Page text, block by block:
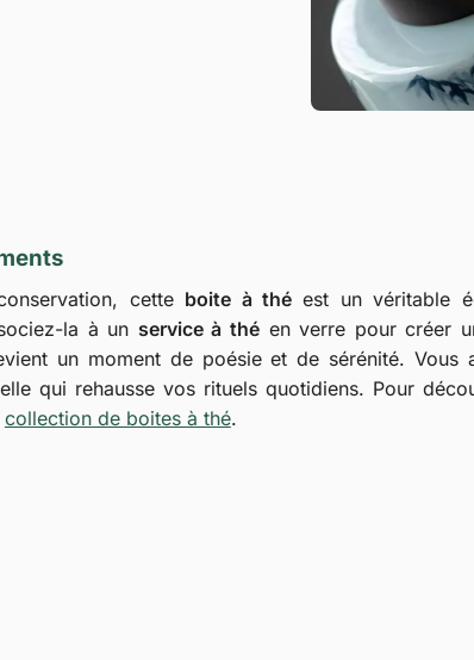
cette boite à théest un véritable
la à un service à thé en verre pour créer
un moment de poésie et de sérénité. Vous
qui rehausse vos rituels quotidiens. Pour
collection de boites à thé.